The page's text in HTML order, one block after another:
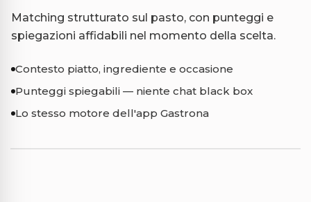
Matching strutturato sul pasto, con punteggi e
spiegazioni affidabili nel momento della scelta.
Contesto piatto, ingrediente e occasione
Punteggi spiegabili — niente chat black box
Lo stesso motore dell'app Gastrona